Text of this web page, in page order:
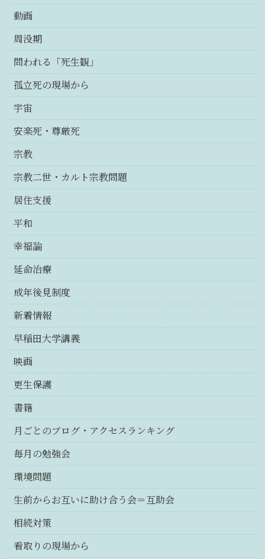
動画
周没期
問われる「死生観」
孤立死の現場から
宇宙
安楽死・尊厳死
宗教
宗教二世・カルト宗教問題
居住支援
平和
幸福論
延命治療
成年後見制度
新着情報
早稲田大学講義
映画
更生保護
書籍
月ごとのブログ・アクセスランキング
毎月の勉強会
環境問題
生前からお互いに助け合う会＝互助会
相続対策
看取りの現場から